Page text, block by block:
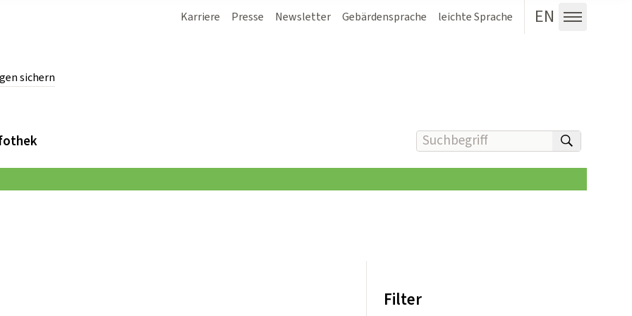
sichern
Karriere Presse Newsletter Gebärdensprache leichte Sprache EN
Menü
Suchbegriff(e) eingeben
Filter